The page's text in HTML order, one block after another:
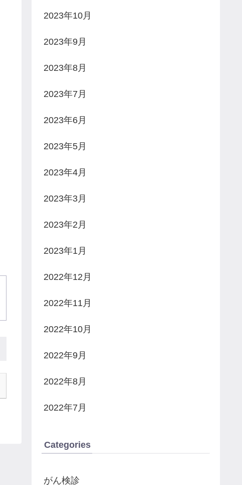
2023年10月
2023年9月
2023年8月
2023年7月
2023年6月
2023年5月
2023年4月
2023年3月
2023年2月
2023年1月
2022年12月
2022年11月
2022年10月
2022年9月
2022年8月
2022年7月
Categories
がん検診